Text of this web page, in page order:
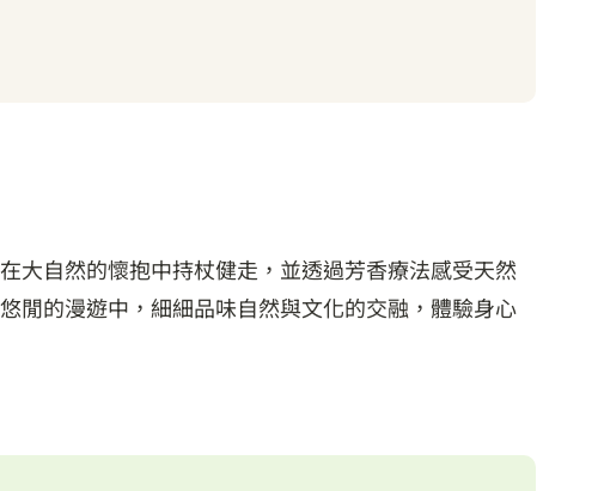
大自然的懷抱中持杖健走，並透過芳香療法感受天然
閒的漫遊中，細細品味自然與文化的交融，體驗身心